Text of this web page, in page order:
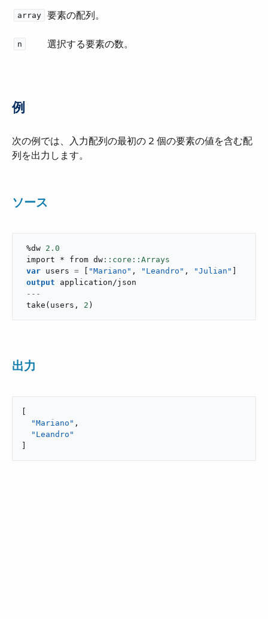
array 要素の配列。
n 選択する要素の数。
例
次の例では、入力配列の最初の 2 個の要素の値を含む配
列を出力します。
ソース
%dw 2.0
import * from dw
var users = "Mariano" , "Leandro" , "Julian"
output
application/json
---
take ( users , 2 )
出力
"Mariano" ,
"Leandro"